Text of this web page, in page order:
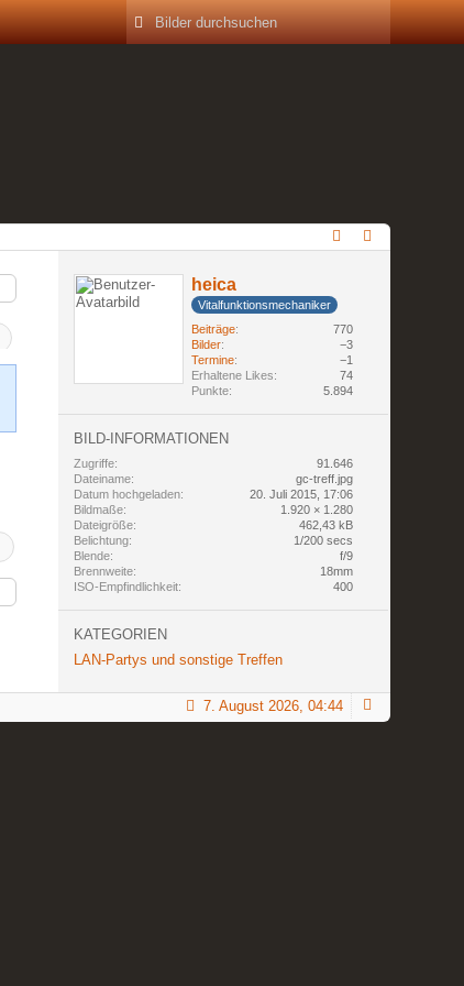
heica
Vitalfunktionsmechaniker
Beiträge
770
Bilder
−3
Termine
−1
Erhaltene Likes
74
Punkte
5.894
BILD-INFORMATIONEN
Zugriffe
91.646
Dateiname
gc-treff.jpg
Datum hochgeladen
20. Juli 2015, 17:06
Bildmaße
1.920 × 1.280
Dateigröße
462,43 kB
Belichtung
1/200 secs
Blende
f/9
Brennweite
18mm
ISO-Empfindlichkeit
400
KATEGORIEN
LAN-Partys und sonstige Treffen
7. August 2026, 04:44